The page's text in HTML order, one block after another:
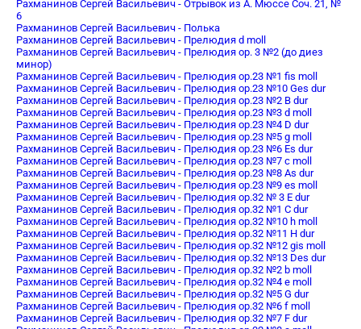
Рахманинов Сергей Васильевич - Отрывок из А. Мюссе Соч. 21, №
6
Рахманинов Сергей Васильевич - Полька
Рахманинов Сергей Васильевич - Прелюдия d moll
Рахманинов Сергей Васильевич - Прелюдия op. 3 №2 (до диез
минор)
Рахманинов Сергей Васильевич - Прелюдия oр.23 №1 fis moll
Рахманинов Сергей Васильевич - Прелюдия oр.23 №10 Ges dur
Рахманинов Сергей Васильевич - Прелюдия oр.23 №2 B dur
Рахманинов Сергей Васильевич - Прелюдия oр.23 №3 d moll
Рахманинов Сергей Васильевич - Прелюдия oр.23 №4 D dur
Рахманинов Сергей Васильевич - Прелюдия oр.23 №5 g moll
Рахманинов Сергей Васильевич - Прелюдия oр.23 №6 Es dur
Рахманинов Сергей Васильевич - Прелюдия oр.23 №7 c moll
Рахманинов Сергей Васильевич - Прелюдия oр.23 №8 As dur
Рахманинов Сергей Васильевич - Прелюдия oр.23 №9 es moll
Рахманинов Сергей Васильевич - Прелюдия ор.32 № 3 E dur
Рахманинов Сергей Васильевич - Прелюдия ор.32 №1 C dur
Рахманинов Сергей Васильевич - Прелюдия ор.32 №10 h moll
Рахманинов Сергей Васильевич - Прелюдия ор.32 №11 H dur
Рахманинов Сергей Васильевич - Прелюдия ор.32 №12 gis moll
Рахманинов Сергей Васильевич - Прелюдия ор.32 №13 Des dur
Рахманинов Сергей Васильевич - Прелюдия ор.32 №2 b moll
Рахманинов Сергей Васильевич - Прелюдия ор.32 №4 e moll
Рахманинов Сергей Васильевич - Прелюдия ор.32 №5 G dur
Рахманинов Сергей Васильевич - Прелюдия ор.32 №6 f moll
Рахманинов Сергей Васильевич - Прелюдия ор.32 №7 F dur